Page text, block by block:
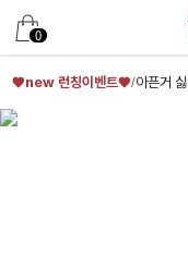
0
♥new 런칭이벤트♥/아픈거